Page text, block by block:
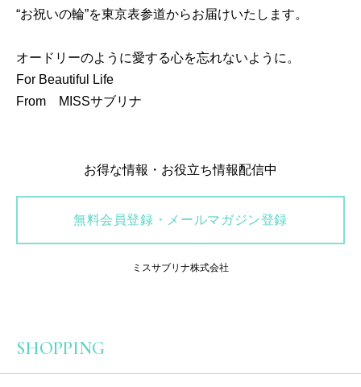
“お祝いの輪”を東京表参道からお届けいたします。
オードリーのように愛する心を忘れないように。
For Beautiful Life
From MISSサブリナ
お得な情報・お役立ち情報配信中
無料会員登録・メールマガジン登録
ミスサブリナ株式会社
SHOPPING